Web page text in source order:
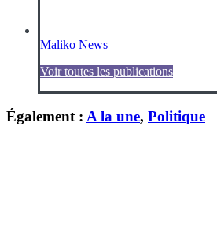
Maliko News
Voir toutes les publications
Également : A la une, Politique